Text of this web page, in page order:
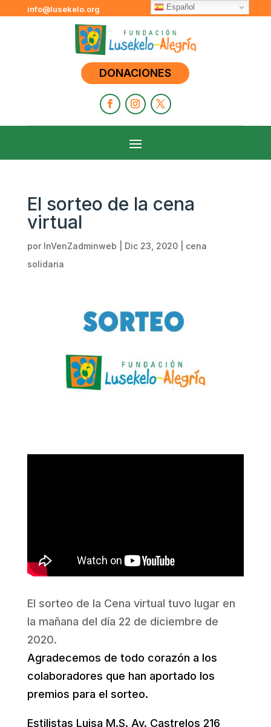
info@lusekelo.org
DONACIONES
El sorteo de la cena
virtual
por InVenZadminweb Dic 23, 2020| cena
solidaria
El sorteo de la Cena virtual tuvo lugar en
la mañana del día 22 de diciembre de
2020.
Agradecemos de todo corazón a los
colaboradores que han aportado los
premios para el sorteo.
Estilistas Luisa M.S. Av. Castrelos 216
Español